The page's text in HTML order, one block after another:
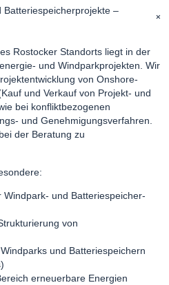
–
+
Rostocker Standorts liegt in der
und Windparkprojekten. Wir
von Onshore-
und Verkauf von Projekt- und
bei konfliktbezogenen
und Genehmigungsverfahren.
der Beratung zu
Windpark- und Batteriespeicher-
von
und Batteriespeichern
erneuerbare Energien